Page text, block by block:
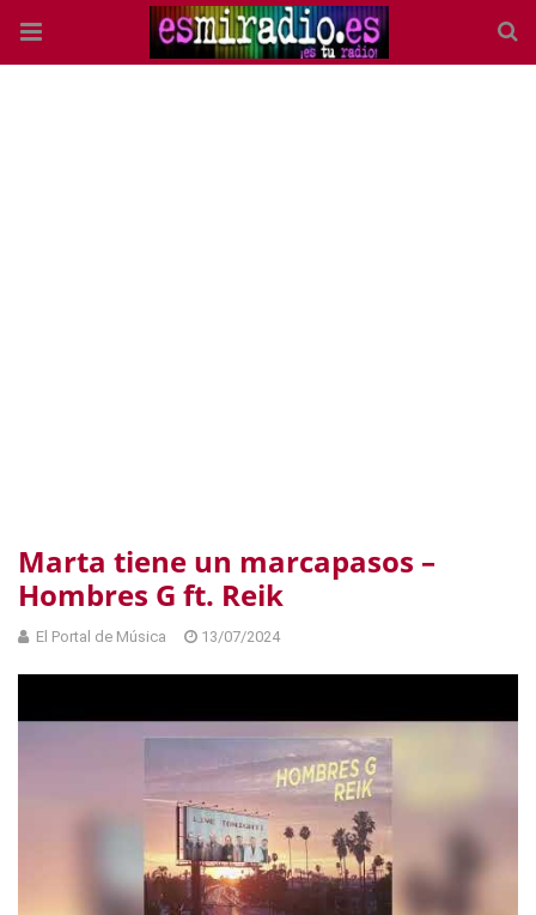
Marta tiene un marcapasos –
Hombres G ft. Reik
El Portal de Música 13/07/2024